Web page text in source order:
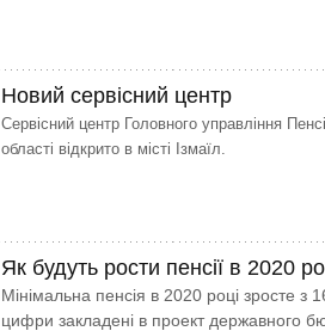
Новий сервісний центр
Сервісний центр Головного управління
області відкрито в місті Ізмаїл.
Як будуть рости пенсії в 2020
Мінімальна пенсія в 2020 році зросте з
цифри закладені в проект державного